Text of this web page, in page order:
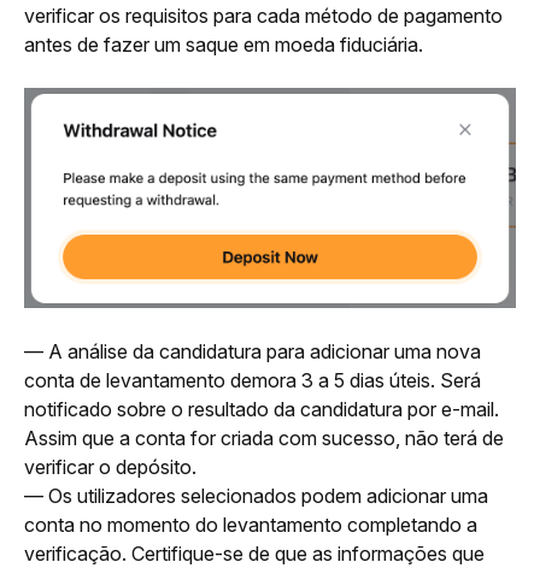
verificar os requisitos para cada método de pagamento
antes de fazer um saque em moeda fiduciária.
— A análise da candidatura para adicionar uma nova
conta de levantamento demora 3 a 5 dias úteis. Será
notificado sobre o resultado da candidatura por e-mail.
Assim que a conta for criada com sucesso, não terá de
verificar o depósito.
— Os utilizadores selecionados podem adicionar uma
conta no momento do levantamento completando a
verificação. Certifique-se de que as informações que